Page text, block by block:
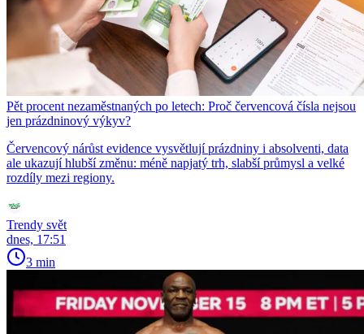
Pět procent nezaměstnaných po letech: Proč červencová čísla nejsou
jen prázdninový výkyv?
Červencový nárůst evidence vysvětlují prázdniny i absolventi, data
ale ukazují hlubší změnu: méně napjatý trh, slabší průmysl a velké
rozdíly mezi regiony.
Trendy svět
dnes, 17:51
3 min